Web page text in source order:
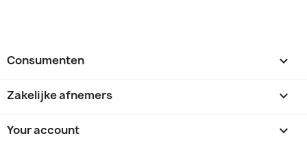
Consumenten 
Zakelijke afnemers 
Your account 